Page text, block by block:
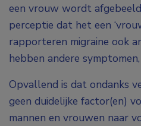
een vrouw wordt
perceptie dat het een
rapporteren migraine ook
hebben andere
Opvallend is dat ondanks
geen duidelijke factor(en)
mannen en vrouwen naar